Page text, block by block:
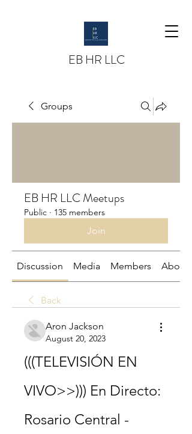
EB HR LLC
Groups
EB HR LLC Meetups
Public · 135 members
Join
Discussion Media Members About
Back
Aron Jackson
August 20, 2023
(((TELEVISIÓN EN
VIVO>>))) En Directo:
Rosario Central -